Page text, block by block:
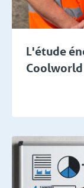
L'étude